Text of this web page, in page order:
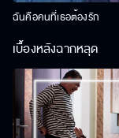
ฉันคือคนที่เธอต้องรัก
เบื้องหลังฉากหลุด